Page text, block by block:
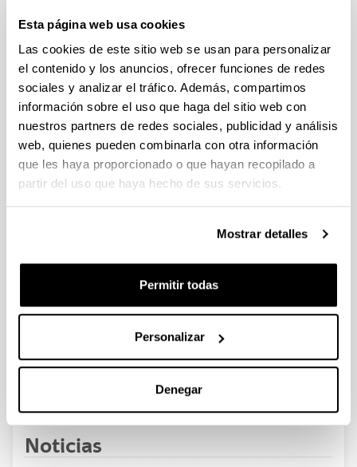
Esta página web usa cookies
Las cookies de este sitio web se usan para personalizar
el contenido y los anuncios, ofrecer funciones de redes
sociales y analizar el tráfico. Además, compartimos
información sobre el uso que haga del sitio web con
nuestros partners de redes sociales, publicidad y análisis
web, quienes pueden combinarla con otra información
que les haya proporcionado o que hayan recopilado a
partir del uso que haya hecho de sus servicios.
Mostrar detalles
Permitir todas
Personalizar
Denegar
(Ciencias de la vida y la materia, Ciencias Sociales y
Humanidades)
Plazo de presentación cerrado (Fecha de fin del plazo de
presentación: 02/10/2025 23:59)
08/08/2025. Plazo para solicitar carta acreditativa en el centro
de investigación finaliza el 24 de septiembre de 2025.
PIFG25/25: “ Advanced Scientific Machine Learning and
Uncertainty Quantification Methods with Applications to
Materials Science”
06/08/2025. Resolución definitiva de concesión.
CONVOCATORIA PROGRAMA PREDOCTORAL DE
Plazo de presentación cerrado: 31/07/2025 - 08/09/2025 23:59
Se ha publicado la convocatoria
Páginas intermedias Use TAB para desplazarse.
PáginaPágina
14 15
Noticias